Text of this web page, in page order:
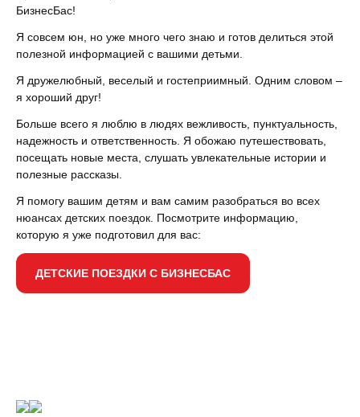
БизнесБас!
Я совсем юн, но уже много чего знаю и готов делиться этой
полезной информацией с вашими детьми.
Я дружелюбный, веселый и гостеприимный. Одним словом –
я хороший друг!
Больше всего я люблю в людях вежливость, пунктуальность,
надежность и ответственность. Я обожаю путешествовать,
посещать новые места, слушать увлекательные истории и
полезные рассказы.
Я помогу вашим детям и вам самим разобраться во всех
нюансах детских поездок. Посмотрите информацию,
которую я уже подготовил для вас:
ДЕТСКИЕ ПОЕЗДКИ С БИЗНЕСБАС